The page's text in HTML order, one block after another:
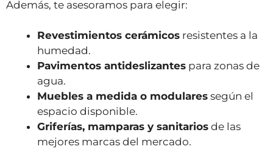
Además, te asesoramos para elegir:
Revestimientos cerámicos resistentes a la
humedad.
Pavimentos antideslizantes para zonas de
agua.
Muebles a medida o modulares según el
espacio disponible.
Griferías, mamparas y sanitarios de las
mejores marcas del mercado.